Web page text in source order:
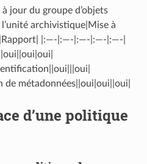
jour du groupe d’objets
archivistique|Mise à
|:—-|:—-|:—-|:—-|:—-|
de métadonnées||oui|oui||oui|
d’une politique